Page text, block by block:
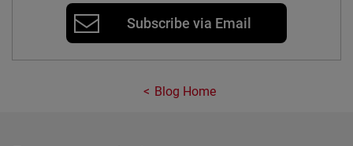
Subscribe via Email
Blog Home